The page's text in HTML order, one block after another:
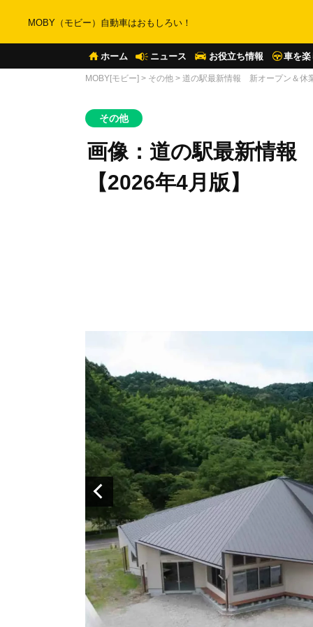
MOBY（モビー）自動車はおもしろい！
ホーム ニュース お役立ち情報 車を楽
MOBY[モビー] > その他 > 道の駅最新情報 新オープン＆休
その他
画像：道の駅最新情
【2026年4月版】